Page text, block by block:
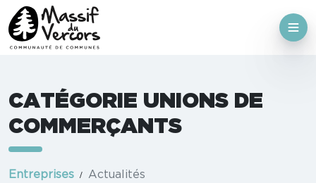
CATÉGORIE UNIONS DE
COMMERÇANTS
Entreprises Actualités